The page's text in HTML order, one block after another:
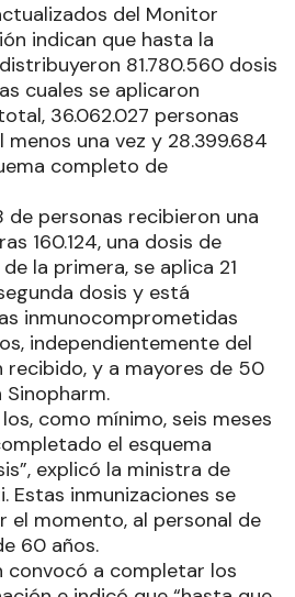
del Monitor
indican que hasta la
81.780.560 dosis
cuales se aplicaron
36.062.027 personas
una vez y 28.399.684
completo de
de personas recibieron una
160.124, una dosis de
la primera, se aplica 21
dosis y está
inmunocomprometidas
independientemente del
recibido, y a mayores de 50
como mínimo, seis meses
el esquema
explicó la ministra de
Estas inmunizaciones se
el momento, al personal de
60 años.
convocó a completar los